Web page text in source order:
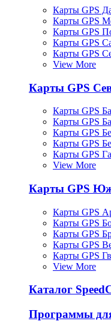
Карты GPS
Карты GPS
Карты GPS
Карты GPS
Карты GPS
View More
Карты GPS
Карты GPS
Карты GPS
Карты GPS
Карты GPS
Карты GPS
View More
Карты GPS
Карты GPS
Карты GPS
Карты GPS
Карты GPS
Карты GPS
View More
Каталог
Программы